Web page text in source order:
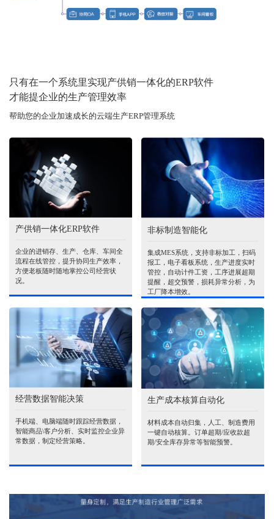
只有在一个系统里实现产供销一体化的ERP软件
才能提企业的生产管理效率
帮助您的企业加速成长的云端生产ERP管理系统
产供销一体化ERP软件
企业的进销存、生产、仓库、车间全
流程在线管控，提升协同生产效率，
方便老板随时随地掌控公司经营状
况。
非标制造智能化
集成MES系统，支持非标加工，扫码
报工，电子看板系统，生产进度实时
管控，自动计件工资，工序进展超期
提醒，超交预警，损耗异常分析，为
工厂降本增效。
经营数据智能决策
手机端、电脑端随时跟踪经营数据，
智能商品\客户分析、实时监控企业异
常数据，制定经营策略。
生产成本核算自动化
材料成本自动归集，人工、制造费用
一键自动核算。订单超期/应收款超
期/安全库存异常等智能预警。